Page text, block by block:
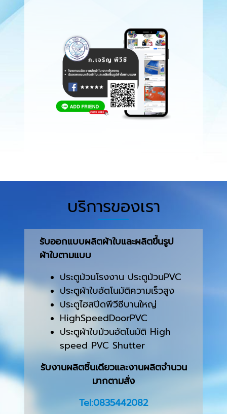
บริการของเรา
รับออกแบบผลิตผ้าใบและผลิตขึ้นรูป
ผ้าใบตามแบบ
ประตูม้วนโรงงาน ประตูม้วนPVC
ประตูผ้าใบอัตโนมัติความเร็วสูง
ประตูไฮสปีดพีวีซีบานใหญ่
HighSpeedDoorPVC
ประตูผ้าใบม้วนอัตโนมัติ High
speed PVC Shutter
รับงานผลิตชิ้นเดียวและงานผลิตจำนวน
มากตามสั่ง
Tel:0835442082